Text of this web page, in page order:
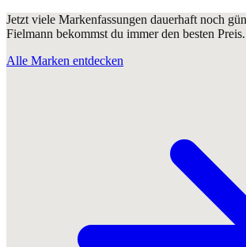
Jetzt viele Markenfassungen dauerhaft noch
Fielmann bekommst du immer den besten Preis.
Alle Marken entdecken